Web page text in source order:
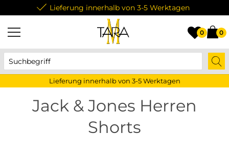
Lieferung innerhalb von 3-5 Werktagen
0 0
Lieferung innerhalb von 3-5 Werktagen
Jack & Jones Herren
Shorts